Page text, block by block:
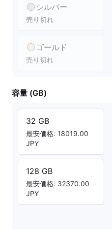
シルバー
売り切れ
ゴールド
売り切れ
容量 (GB)
32 GB
最安価格: 18019.00
JPY
128 GB
最安価格: 32370.00
JPY